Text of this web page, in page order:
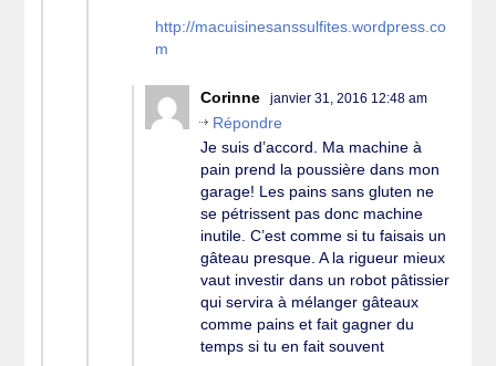
http://macuisinesanssulfites.wordpress.co
m
Corinne janvier 31, 2016 12:48 am
Répondre
Je suis d’accord. Ma machine à
pain prend la poussière dans mon
garage! Les pains sans gluten ne
se pétrissent pas donc machine
inutile. C’est comme si tu faisais un
gâteau presque. A la rigueur mieux
vaut investir dans un robot pâtissier
qui servira à mélanger gâteaux
comme pains et fait gagner du
temps si tu en fait souvent